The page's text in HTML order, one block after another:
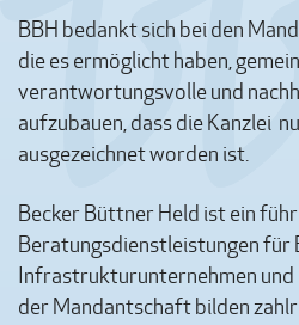
BBH bedankt sich bei den
die es ermöglicht haben,
verantwortungsvolle und
aufzubauen, dass die Kanzlei
ausgezeichnet worden ist.
Becker Büttner Held ist ein
Beratungsdienstleistungen für
Infrastrukturunternehmen und
der Mandantschaft bilden